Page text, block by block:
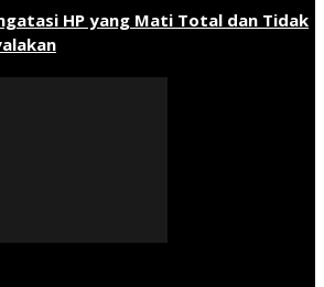
HP yang Mati Total dan Tidak